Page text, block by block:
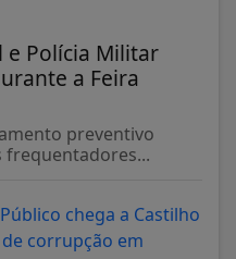
e Polícia Militar
a Feira
preventivo